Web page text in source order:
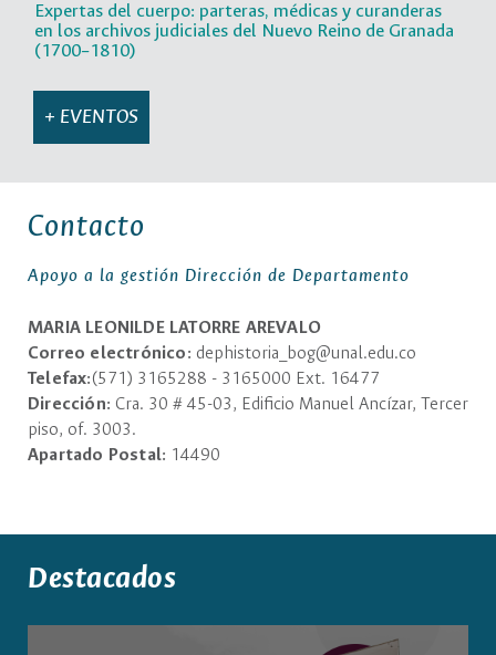
Expertas del cuerpo: parteras, médicas y curanderas
en los archivos judiciales del Nuevo Reino de Granada
(1700–1810)
Mesa redonda: Marxismos Latinoamericanos
pueblo de indios de Cundinamarca. Pilar López-
Bejarano
19 de septiembre de 2025
Restitución de tierras y reforma agraria, 2012-2022.
Viernes 6 de junio de 2025.10:00 AM
21, 22 y 23 de mayo de 2025
+ EVENTOS
Contacto
Apoyo a la gestión Dirección de Departamento
MARIA LEONILDE LATORRE AREVALO
Correo electrónico: dephistoria_bog@unal.edu.co
Telefax:(571) 3165288 - 3165000 Ext. 16477
Dirección: Cra. 30 # 45-03, Edificio Manuel Ancízar, Tercer
piso, of. 3003.
Apartado Postal: 14490
Destacados